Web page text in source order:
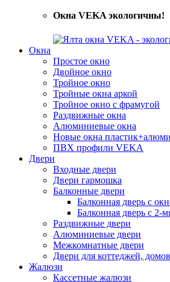
Окна VEKA экологичны!
Окна
Простое окно
Двойное окно
Тройное окно
Тройные окна аркой
Тройное окно с фрамугой
Раздвижные окна
Алюминиевые окна
Новые окна
ПВХ профили VEKA
Двери
Входные двери
Двери гармошка
Балконные двери
Балконная дверь с
Балконная дверь с 2-
Раздвижные двери
Алюминиевые двери
Межкомнатные двери
Двери для коттеджей,
Жалюзи
Кассетные жалюзи